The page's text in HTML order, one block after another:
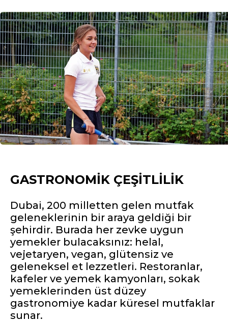
GASTRONOMIK ÇEŞITLILIK
Dubai, 200 milletten gelen mutfak
geleneklerinin bir araya geldiği bir
şehirdir. Burada her zevke uygun
yemekler bulacaksınız: helal,
vejetaryen, vegan, glütensiz ve
geleneksel et lezzetleri. Restoranlar,
kafeler ve yemek kamyonları, sokak
yemeklerinden üst düzey
gastronomiye kadar küresel mutfaklar
sunar.